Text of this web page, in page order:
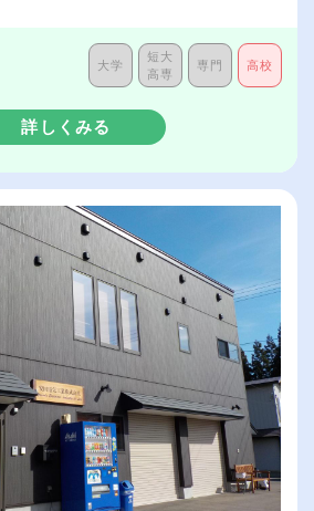
大学
短大
高専
専門 高校
詳しくみる